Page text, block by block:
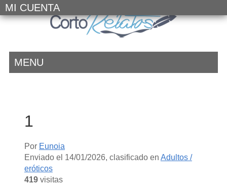
MI CUENTA
MENU
1
Por Eunoia
Enviado el 14/01/2026, clasificado en Adultos /
eróticos
419visitas